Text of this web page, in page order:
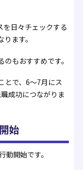
を日々チェックする
ます。
もおすすめです。
とで、6〜7月にス
成功につながりま
始
開始です。